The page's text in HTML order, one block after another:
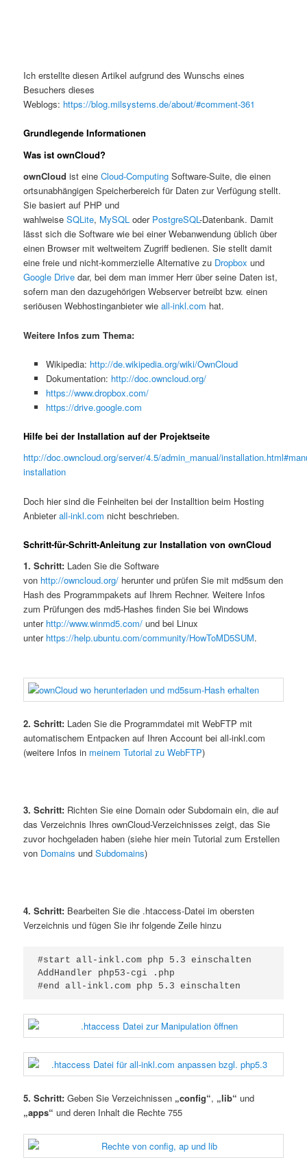
Ich erstellte diesen Artikel aufgrund des Wunschs eines
Besuchers dieses
Weblogs: https://blog.milsystems.de/about/#comment-361
Grundlegende Informationen
Was ist ownCloud?
ownCloud ist eineCloud-Computing Software-Suite, die einen
ortsunabhängigen Speicherbereich für Daten zur Verfügung stellt.
Sie basiert auf PHP und
wahlweiseSQLite, MySQL oder PostgreSQL-Datenbank. Damit
lässt sich die Software wie bei einer Webanwendung üblich über
einen Browser mit weltweitem Zugriff bedienen. Sie stellt damit
eine freie und nicht-kommerzielle Alternative zu Dropbox und
Google Drive dar, bei dem man immer Herr über seine Daten ist,
sofern man den dazugehörigen Webserver betreibt bzw. einen
seriöusen Webhostinganbieter wieall-inkl.com hat.
Weitere Infos zum Thema:
Wikipedia: http://de.wikipedia.org/wiki/OwnCloud
Dokumentation: http://doc.owncloud.org/
https://www.dropbox.com/
https://drive.google.com
Hilfe bei der Installation auf der Projektseite
http://doc.owncloud.org/server/4.5/admin_manual/
installation
Doch hier sind die Feinheiten bei der Installtion beim Hosting
Anbieterall-inkl.com nicht beschrieben.
Schritt-für-Schritt-Anleitung zur Installation von ownCloud
1. Schritt: Laden Sie die Software
von http://owncloud.org/ herunter und prüfen Sie mit md5sum den
Hash des Programmpakets auf Ihrem Rechner. Weitere Infos
zum Prüfungen des md5-Hashes finden Sie bei Windows
unter http://www.winmd5.com/ und bei Linux
unter https://help.ubuntu.com/community/HowToMD5SUM.
2. Schritt: Laden Sie die Programmdatei mit WebFTP mit
automatischem Entpacken auf Ihren Account bei all-inkl.com
(weitere Infos in meinem Tutorial zu WebFTP)
3. Schritt: Richten Sie eine Domain oder Subdomain ein, die auf
das Verzeichnis Ihres ownCloud-Verzeichnisses zeigt, das Sie
zuvor hochgeladen haben (siehe hier mein Tutorial zum Erstellen
von Domains undSubdomains)
4. Schritt: Bearbeiten Sie die .htaccess-Datei im obersten
Verzeichnis und fügen Sie ihr folgende Zeile hinzu
#start all-inkl.com php 5.3 einschalten
AddHandler php53-cgi .php
#end all-inkl.com php 5.3 einschalten
5. Schritt: Geben Sie Verzeichnissen „config“, „lib“ und
„apps“ und deren Inhalt die Rechte 755